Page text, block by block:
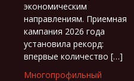
экономическим
направлениям. Приемная
кампания 2026 года
установила рекорд:
впервые количество […]
Многопрофильный